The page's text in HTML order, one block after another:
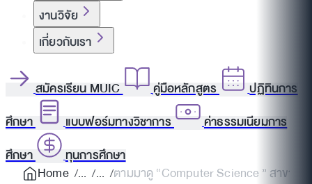
งานวิจัย
เกี่ยวกับเรา
สมัครเรียน MUIC คู่มือหลักสูตร
ปฏิทินการ
ศึกษา
แบบฟอร์มทางวิชาการ
ค่าธรรมเนียมการ
ศึกษา
ทุนการศึกษา
Home
ตามมาดู “Computer Science ” สาขาแห่